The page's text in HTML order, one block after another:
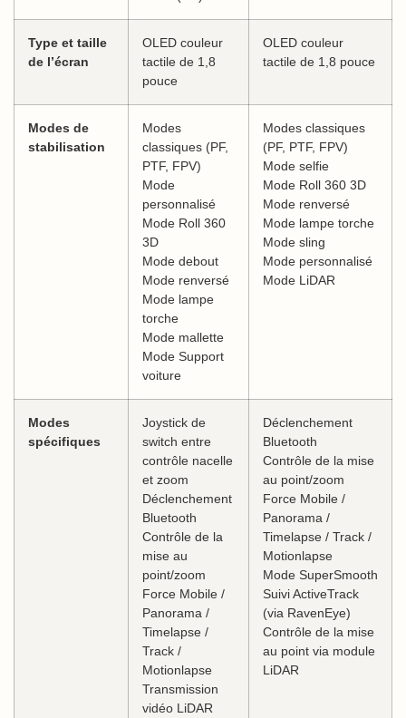
Type et taille
de l’écran
OLED couleur
tactile de 1,8
pouce
OLED couleur
tactile de 1,8 pouce
Modes de
stabilisation
Modes
classiques (PF,
PTF, FPV)
Mode
personnalisé
Mode Roll 360
3D
Mode debout
Mode renversé
Mode lampe
torche
Mode mallette
Mode Support
voiture
Modes classiques
(PF, PTF, FPV)
Mode selfie
Mode Roll 360 3D
Mode renversé
Mode lampe torche
Mode sling
Mode personnalisé
Mode LiDAR
Modes
spécifiques
Joystick de
switch entre
contrôle nacelle
et zoom
Déclenchement
Bluetooth
Contrôle de la
mise au
point/zoom
Force Mobile /
Panorama /
Timelapse /
Track /
Motionlapse
Transmission
vidéo LiDAR
Déclenchement
Bluetooth
Contrôle de la mise
au point/zoom
Force Mobile /
Panorama /
Timelapse / Track /
Motionlapse
Mode SuperSmooth
Suivi ActiveTrack
(via RavenEye)
Contrôle de la mise
au point via module
LiDAR